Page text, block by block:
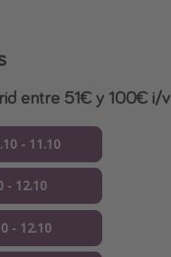
entre 51€ y 100€ i/v
- 11.10
- 12.10
- 12.10